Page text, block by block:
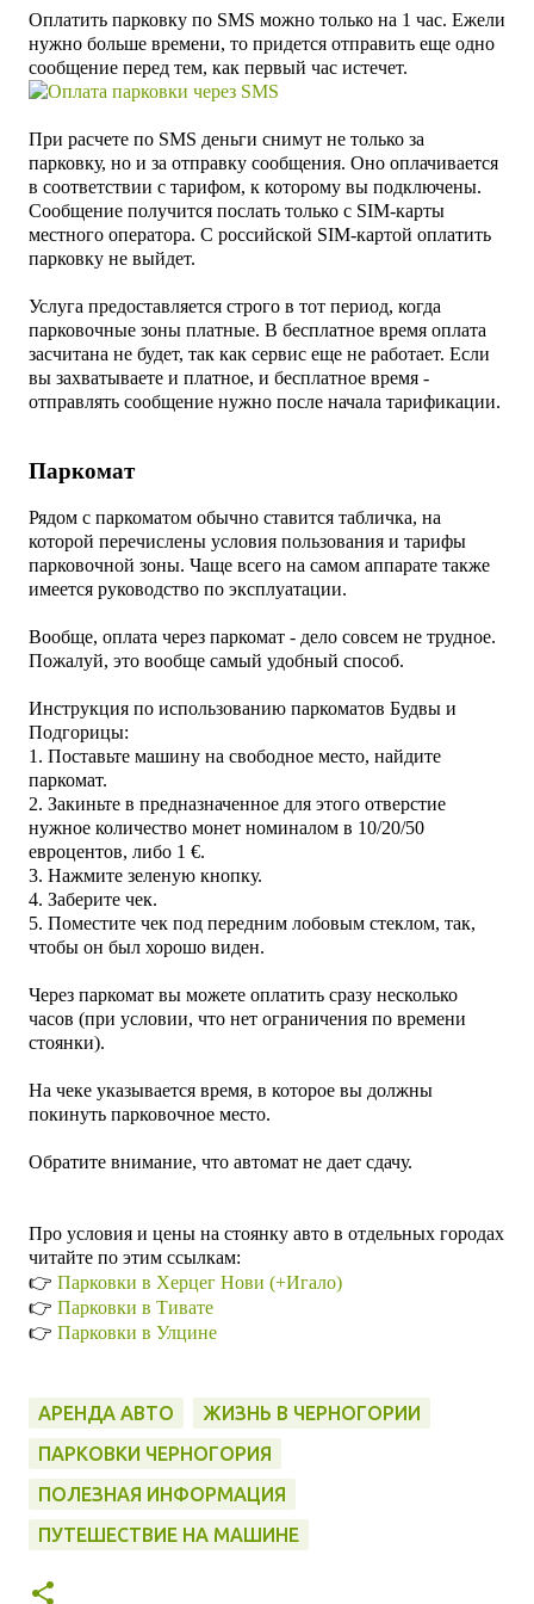
Оплатить парковку по SMS можно только на 1 час. Ежели
нужно больше времени, то придется отправить еще одно
сообщение перед тем, как первый час истечет.
При расчете по SMS деньги снимут не только за
парковку, но и за отправку сообщения. Оно оплачивается
в соответствии с тарифом, к которому вы подключены.
Сообщение получится послать только с SIM-карты
местного оператора. С российской SIM-картой оплатить
парковку не выйдет.
Услуга предоставляется строго в тот период, когда
парковочные зоны платные. В бесплатное время оплата
засчитана не будет, так как сервис еще не работает. Если
вы захватываете и платное, и бесплатное время -
отправлять сообщение нужно после начала тарификации.
Паркомат
Рядом с паркоматом обычно ставится табличка, на
которой перечислены условия пользования и тарифы
парковочной зоны. Чаще всего на самом аппарате также
имеется руководство по эксплуатации.
Вообще, оплата через паркомат - дело совсем не трудное.
Пожалуй, это вообще самый удобный способ.
Инструкция по использованию паркоматов Будвы и
Подгорицы:
1. Поставьте машину на свободное место, найдите
паркомат.
2. Закиньте в предназначенное для этого отверстие
нужное количество монет номиналом в 10/20/50
евроцентов, либо 1 €.
3. Нажмите зеленую кнопку.
4. Заберите чек.
5. Поместите чек под передним лобовым стеклом, так,
чтобы он был хорошо виден.
Через паркомат вы можете оплатить сразу несколько
часов (при условии, что нет ограничения по времени
стоянки).
На чеке указывается время, в которое вы должны
покинуть парковочное место.
Обратите внимание, что автомат не дает сдачу.
Про условия и цены на стоянку авто в отдельных городах
читайте по этим ссылкам:
👉 Парковки в Херцег Нови (+Игало)
👉 Парковки в Тивате
👉 Парковки в Улцине
АРЕНДА АВТО
ЖИЗНЬ В ЧЕРНОГОРИИ
ПАРКОВКИ ЧЕРНОГОРИЯ
ПОЛЕЗНАЯ ИНФОРМАЦИЯ
ПУТЕШЕСТВИЕ НА МАШИНЕ